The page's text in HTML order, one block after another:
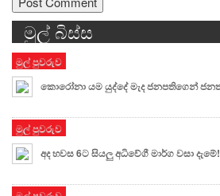
Alternative:
මුල් බිස්ස
මුල් පුවරුව
කොරෝනා යම යුද්දේ මැද ජනපතිගෙන්
මුල් පුවරුව
අද හවස 6ට සියලු අධිවේගී මාර්ග වසා දැමේ!